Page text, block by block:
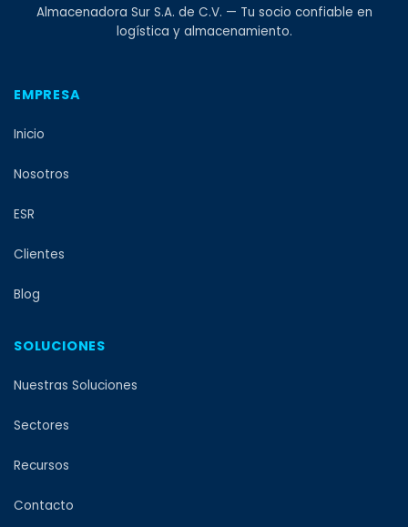
Almacenadora Sur S.A. de C.V. — Tu socio confiable en
logística y almacenamiento.
EMPRESA
Inicio
Nosotros
ESR
Clientes
Blog
SOLUCIONES
Nuestras Soluciones
Sectores
Recursos
Contacto